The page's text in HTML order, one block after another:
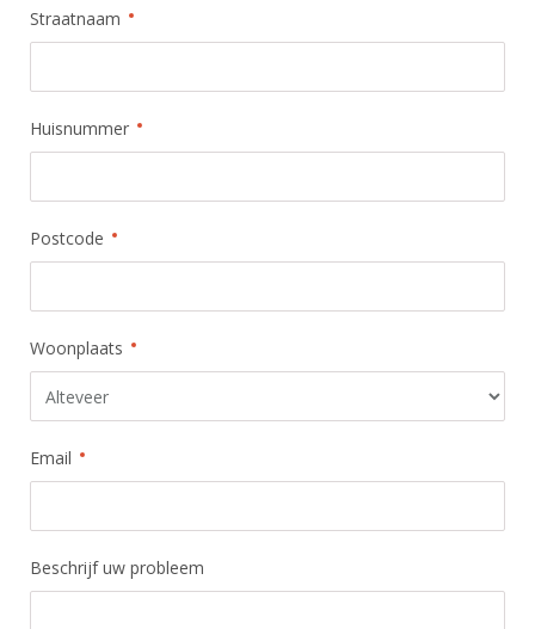
Straatnaam
Huisnummer
Postcode
Woonplaats
Email
Beschrijf uw probleem